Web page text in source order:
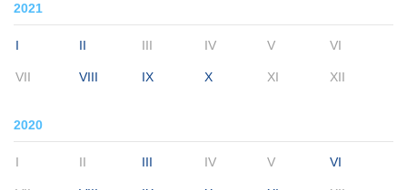
2021
I II III IV V VI
VII VIII IX X XI XII
2020
I II III IV V VI